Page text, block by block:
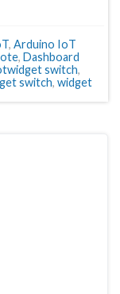
, Arduino IoT
, Dashboard
switch,
switch, widget